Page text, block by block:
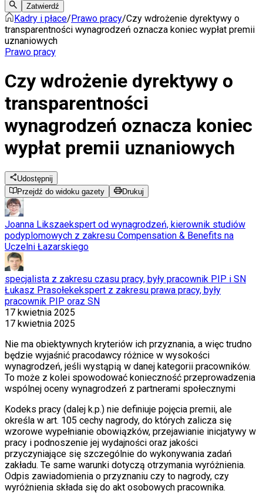
Zatwierdź
Kadry i płace/Prawo pracy/Czy wdrożenie dyrektywy o
transparentności wynagrodzeń oznacza koniec wypłat premii
uznaniowych
Prawo pracy
Czy wdrożenie dyrektywy o
transparentności
wynagrodzeń oznacza koniec
wypłat premii uznaniowych
Udostępnij
Przejdź do widoku gazety
Drukuj
Joanna Likszaekspert od wynagrodzeń, kierownik studiów
podyplomowych z zakresu Compensation & Benefits na
Uczelni Łazarskiego
specjalista z zakresu czasu pracy, były pracownik PIP i SN
Łukasz Prasołekekspert z zakresu prawa pracy, były
pracownik PIP oraz SN
17 kwietnia 2025
17 kwietnia 2025
Nie ma obiektywnych kryteriów ich przyznania, a więc trudno
będzie wyjaśnić pracodawcy różnice w wysokości
wynagrodzeń, jeśli wystąpią w danej kategorii pracowników.
To może z kolei spowodować konieczność przeprowadzenia
wspólnej oceny wynagrodzeń z partnerami społecznymi
Kodeks pracy (dalej k.p.) nie definiuje pojęcia premii, ale
określa w art. 105 cechy nagrody, do których zalicza się
wzorowe wypełnianie obowiązków, przejawianie inicjatywy w
pracy i podnoszenie jej wydajności oraz jakości
przyczyniające się szczególnie do wykonywania zadań
zakładu. Te same warunki dotyczą otrzymania wyróżnienia.
Odpis zawiadomienia o przyznaniu czy to nagrody, czy
wyróżnienia składa się do akt osobowych pracownika.